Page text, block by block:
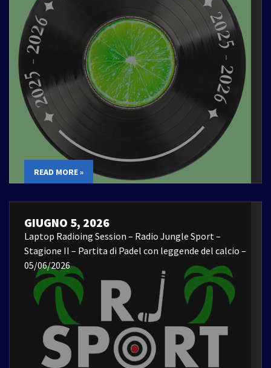
READ MORE »
GIUGNO 5, 2026
Laptop Radioing Session – Radio Jungle Sport –
Stagione II – Partita di Padel con leggende del calcio –
05/06/2026